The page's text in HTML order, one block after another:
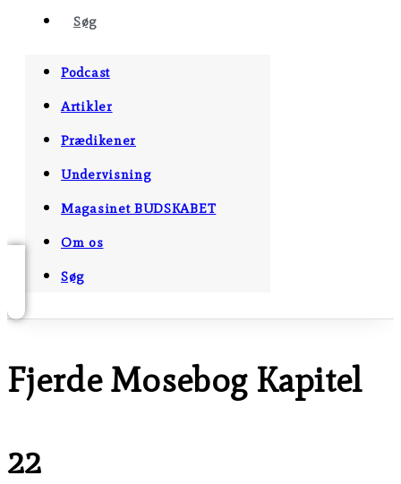
Søg
Podcast
Artikler
Prædikener
Undervisning
Magasinet BUDSKABET
Om os
Søg
Fjerde Mosebog Kapitel
22